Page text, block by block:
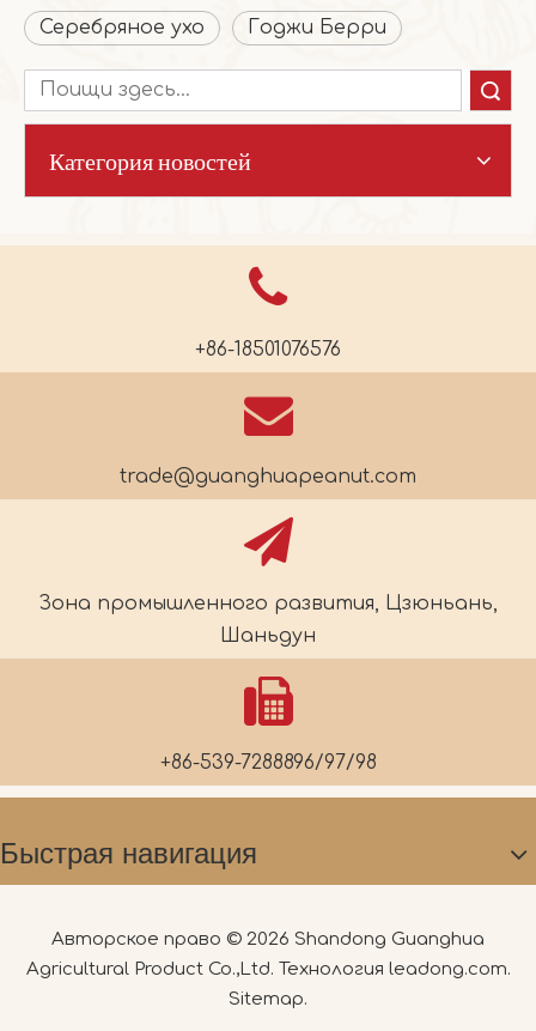
Серебряное ухо Годжи Берри
Категория новостей
+86-18501076576
trade@guanghuapeanut.com
Зона промышленного развития, Цзюньань,
Шаньдун
+86-539-7288896/97/98
Быстрая навигация
Авторское право © 2026 Shandong Guanghua
Agricultural Product Co.,Ltd. Технология leadong.com.
Sitemap.